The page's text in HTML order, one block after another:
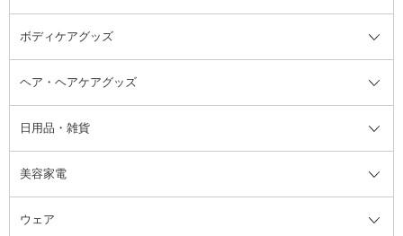
その他香水・ヘアフレグランス
バスソルト
メイクアップ・ケアグッズ全て
コットン・綿棒
洗顔グッズ
ブラシ・チップ
ツィザー・毛抜き
ボディケアグッズ
ボディケアグッズ全て
マッサージ・ボディケアグッズ
かかと・角質ケアグッズ
絆創膏
ヘア・ヘアケアグッズ
ヘア・ヘアケアグッズ全て
ヘアゴム
ヘアバンド
日用品・雑貨
日用品・雑貨全て
柔軟剤
美容家電
美容家電全て
ウェア